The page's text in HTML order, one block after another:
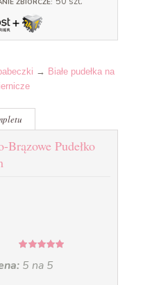
→ Białe pudełka na
Pudełko
5 na 5